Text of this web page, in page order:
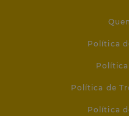
Política
Política de
Política